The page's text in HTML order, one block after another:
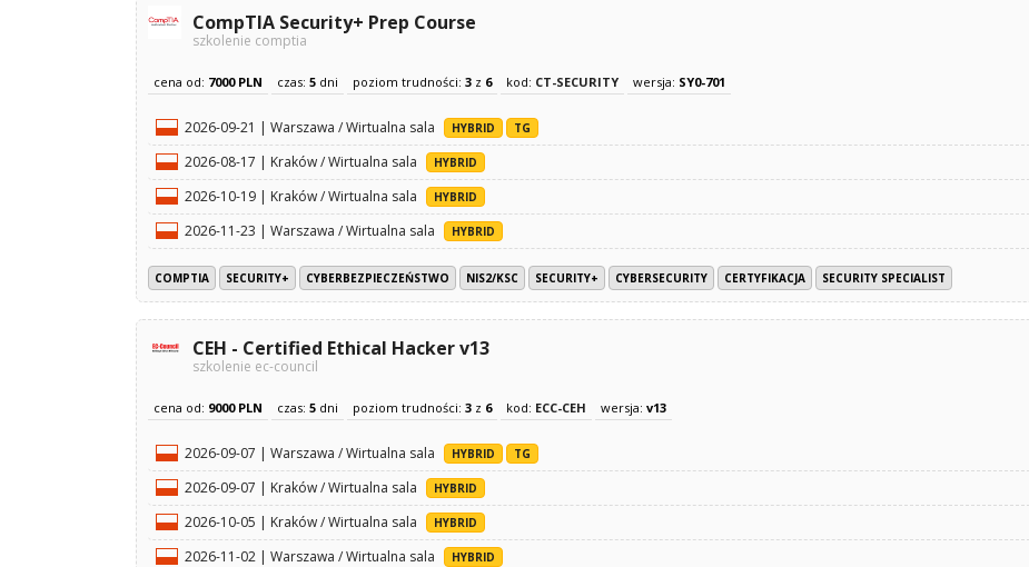
CompTIA Security+ Prep Course
szkolenie comptia
cena od: 7000 PLN czas: 5 dni poziom trudności: 3 z 6 kod: CT-SECURITY wersja: SY0-701
2026-09-21 | Warszawa / Wirtualna sala HYBRID TG
2026-08-17 | Kraków / Wirtualna sala HYBRID
2026-10-19 | Kraków / Wirtualna sala HYBRID
2026-11-23 | Warszawa / Wirtualna sala HYBRID
COMPTIA SECURITY+ CYBERBEZPIECZEŃSTWO NIS2/KSC SECURITY+ CYBERSECURITY CERTYFIKACJA SECURITY SPECIALIST
CEH - Certified Ethical Hacker v13
szkolenie ec-council
cena od: 9000 PLN czas: 5 dni poziom trudności: 3 z 6 kod: ECC-CEH wersja: v13
2026-09-07 | Warszawa / Wirtualna sala HYBRID TG
2026-09-07 | Kraków / Wirtualna sala HYBRID
2026-10-05 | Kraków / Wirtualna sala HYBRID
2026-11-02 | Warszawa / Wirtualna sala HYBRID